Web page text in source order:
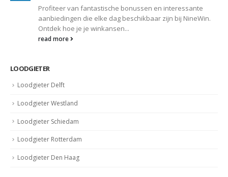
Profiteer van fantastische bonussen en interessante
aanbiedingen die elke dag beschikbaar zijn bij NineWin.
Ontdek hoe je je winkansen...
read more
LOODGIETER
Loodgieter Delft
Loodgieter Westland
Loodgieter Schiedam
Loodgieter Rotterdam
Loodgieter Den Haag